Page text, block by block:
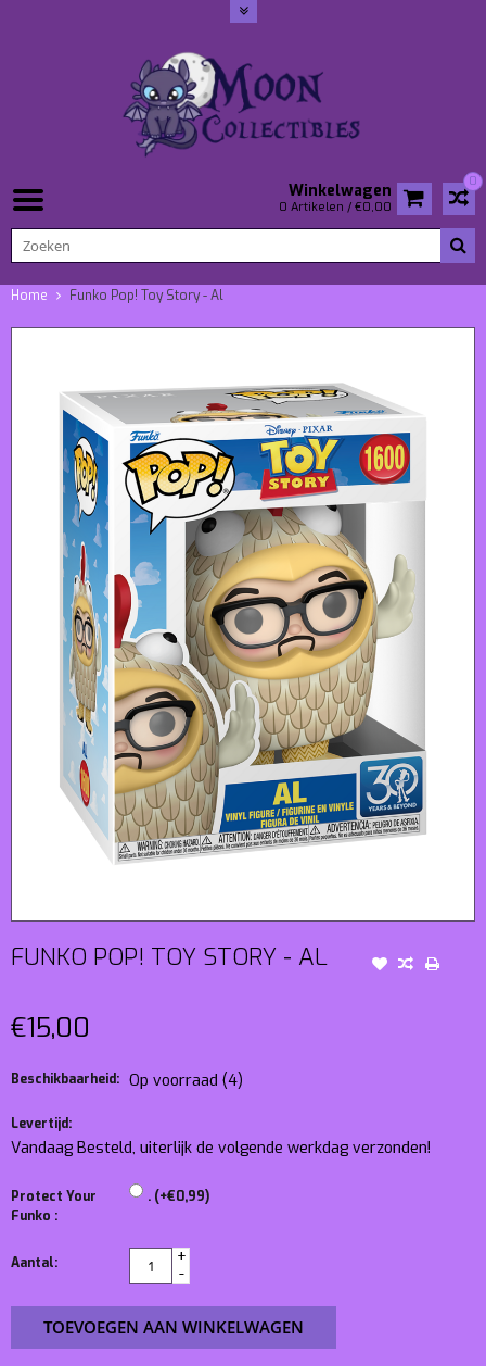
0
Winkelwagen
0 Artikelen / €0,00
Home Funko Pop! Toy Story - Al
FUNKO POP! TOY STORY - AL
€15,00
Beschikbaarheid: Op voorraad (4)
Levertijd:
Vandaag Besteld, uiterlijk de volgende werkdag verzonden!
Protect Your
Funko :
. (+€0,99)
Aantal:
+
-
TOEVOEGEN AAN WINKELWAGEN